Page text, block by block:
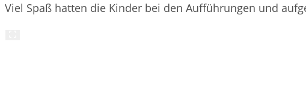
Viel Spaß hatten die Kinder bei den Aufführungen und